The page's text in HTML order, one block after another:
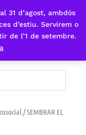
31 d’agost, ambdós
d’estiu. Servirem o
de l’1 de setembre.
/ SEMBRAR EL